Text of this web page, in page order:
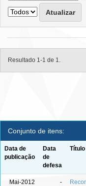
Resultado 1-1 de 1.
Conjunto de itens:
Data de
publicação
Data
de
defesa
Título
Mai-2012 -